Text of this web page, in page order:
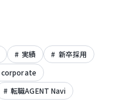
実績
新卒採用
corporate
転職AGENT Navi